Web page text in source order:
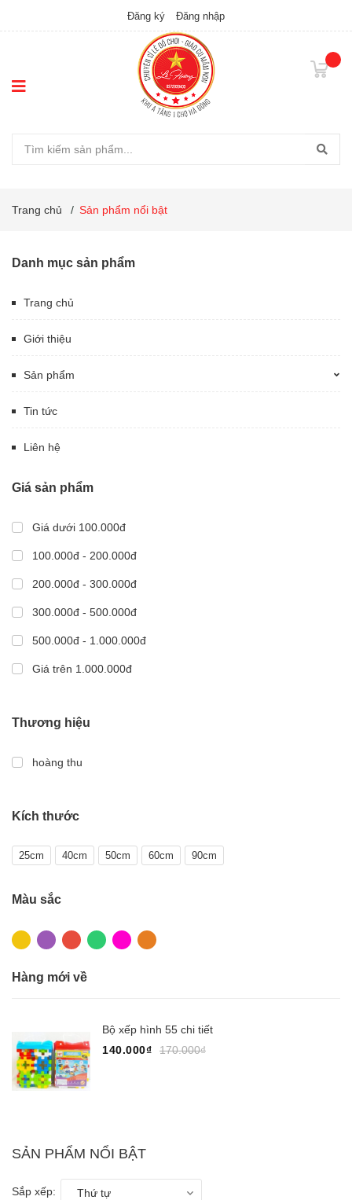
Đăng ký Đăng nhập
Trang chủ / Sản phẩm nổi bật
Danh mục sản phẩm
Trang chủ
Giới thiệu
Sản phẩm
Tin tức
Liên hệ
Giá sản phẩm
Giá dưới 100.000đ
100.000đ - 200.000đ
200.000đ - 300.000đ
300.000đ - 500.000đ
500.000đ - 1.000.000đ
Giá trên 1.000.000đ
Thương hiệu
hoàng thu
Kích thước
25cm 40cm 50cm 60cm 90cm
Màu sắc
Hàng mới về
Bộ xếp hình 55 chi tiết
140.000₫
170.000₫
SẢN PHẨM NỔI BẬT
Sắp xếp: Thứ tự